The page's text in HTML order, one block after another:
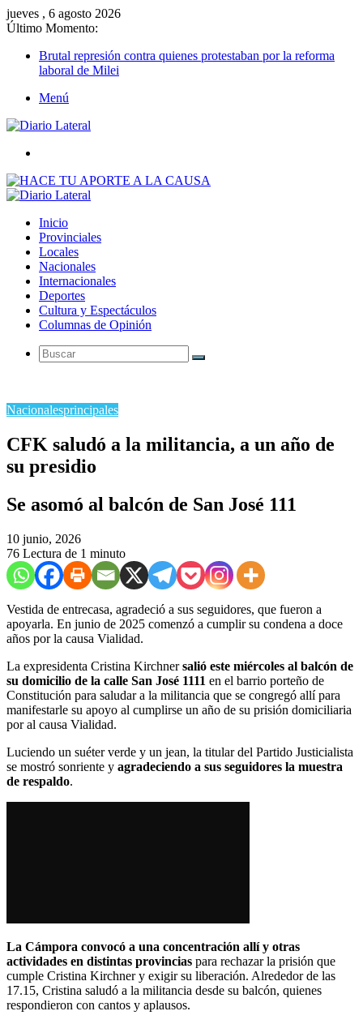
jueves , 6 agosto 2026
Último Momento:
Brutal represión contra quienes protestaban por la reforma
laboral de Milei
Menú
Inicio
Provinciales
Locales
Nacionales
Internacionales
Deportes
Cultura y Espectáculos
Columnas de Opinión
Buscar
Nacionalesprincipales
CFK saludó a la militancia, a un año de
su presidio
Se asomó al balcón de San José 111
10 junio, 2026
76 Lectura de 1 minuto
Vestida de entrecasa, agradeció a sus seguidores, que fueron a
apoyarla. En junio de 2025 comenzó a cumplir su condena a doce
años por la causa Vialidad.
La expresidenta Cristina Kirchnersalió este miércoles al balcón de
su domicilio de la calle San José 1111 en el barrio porteño de
Constitución para saludar a la militancia que se congregó allí para
manifestarle su apoyo al cumplirse un año de su prisión domiciliaria
por al causa Vialidad.
Luciendo un suéter verde y un jean, la titular del Partido Justicialista
se mostró sonriente y agradeciendo a sus seguidores la muestra
de respaldo.
La Cámpora convocó a una concentración allí y otras
actividades en distintas provincias para rechazar la prisión que
cumple Cristina Kirchner y exigir su liberación. Alrededor de las
17.15, Cristina saludó a la militancia desde su balcón, quienes
respondieron con cantos y aplausos.